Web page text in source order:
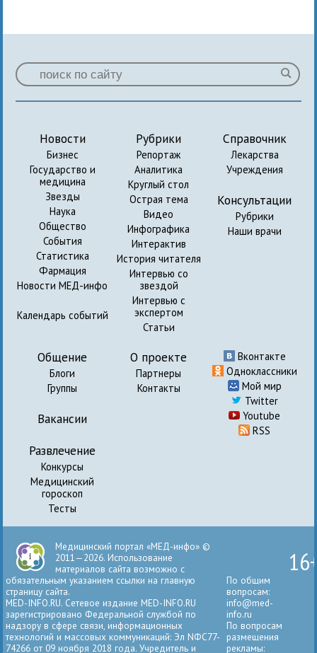
Новости
Бизнес
Государство и
медицина
Звезды
Наука
Общество
События
Статистика
Фармация
Новости МЕД-инфо
Календарь событий
Рубрики
Репортаж
Аналитика
Круглый стол
Острая тема
Видео
Инфографика
Интерактив
История читателя
Интервью со
звездой
Интервью с
экспертом
Статьи
Справочник
Лекарства
Учреждения
Консультации
Рубрики
Наши врачи
Общение
Блоги
Группы
Вакансии
Развлечение
Конкурсы
Медицинский
гороскоп
Тесты
О проекте
Партнеры
Контакты
Вконтакте
Одноклассники
Мой мир
Twitter
Youtube
RSS
Медицинский портал «МЕД-инфо» ©
2011—2026. Использование
материалов сайта возможно с
обязательным указанием ссылки на главную
страницу сайта.
MED-INFO.RU. Сетевое издание MED-INFO.RU
зарегистрировано Федеральной службой по
надзору в сфере связи, информационных
технологий и массовых коммуникаций: Эл NФС77-
74266 от 09 ноября 2018 года. Учредитель и
По общим
вопросам:
info@med-
info.ru
По вопросам
размещения
рекламы: